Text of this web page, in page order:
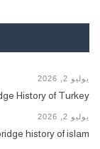
يوليو 2, 2026
History of Turkey
يوليو 2, 2026
history of islam